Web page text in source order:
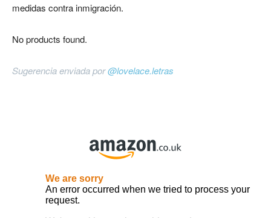
medidas contra inmigración.
No products found.
Sugerencia enviada por@lovelace.letras